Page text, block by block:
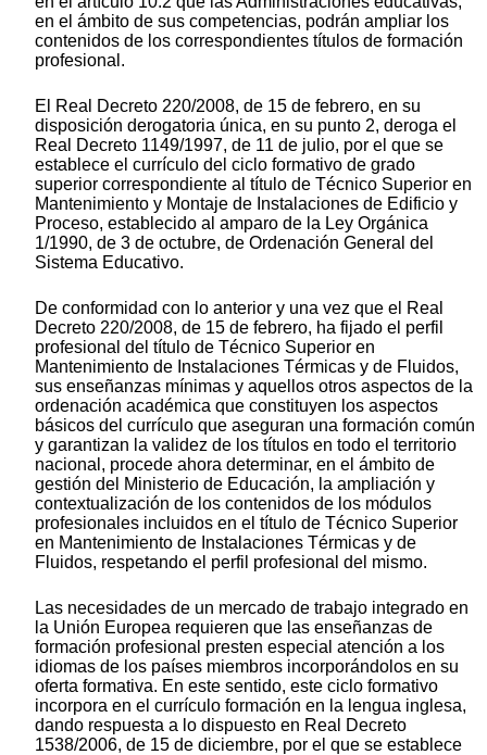
en el ámbito de sus competencias, podrán ampliar los
contenidos de los correspondientes títulos de formación
profesional.
El Real Decreto 220/2008, de 15 de febrero, en su
disposición derogatoria única, en su punto 2, deroga el
Real Decreto 1149/1997, de 11 de julio, por el que se
establece el currículo del ciclo formativo de grado
superior correspondiente al título de Técnico Superior en
Mantenimiento y Montaje de Instalaciones de Edificio y
Proceso, establecido al amparo de la Ley Orgánica
1/1990, de 3 de octubre, de Ordenación General del
Sistema Educativo.
De conformidad con lo anterior y una vez que el Real
Decreto 220/2008, de 15 de febrero, ha fijado el perfil
profesional del título de Técnico Superior en
Mantenimiento de Instalaciones Térmicas y de Fluidos,
sus enseñanzas mínimas y aquellos otros aspectos de la
ordenación académica que constituyen los aspectos
básicos del currículo que aseguran una formación común
y garantizan la validez de los títulos en todo el territorio
nacional, procede ahora determinar, en el ámbito de
gestión del Ministerio de Educación, la ampliación y
contextualización de los contenidos de los módulos
profesionales incluidos en el título de Técnico Superior
en Mantenimiento de Instalaciones Térmicas y de
Fluidos, respetando el perfil profesional del mismo.
Las necesidades de un mercado de trabajo integrado en
la Unión Europea requieren que las enseñanzas de
formación profesional presten especial atención a los
idiomas de los países miembros incorporándolos en su
oferta formativa. En este sentido, este ciclo formativo
incorpora en el currículo formación en la lengua inglesa,
dando respuesta a lo dispuesto en Real Decreto
1538/2006, de 15 de diciembre, por el que se establece